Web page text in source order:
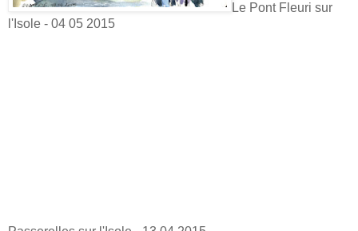
Le Pont Fleuri sur
l'Isole - 04 05 2015